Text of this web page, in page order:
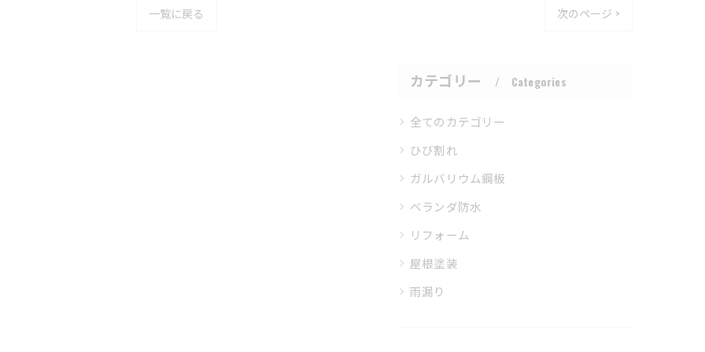
一覧に戻る 次のページ >
カテゴリー Categories
全てのカテゴリー
ひび割れ
ガルバリウム鋼板
ベランダ防水
リフォーム
屋根塗装
雨漏り